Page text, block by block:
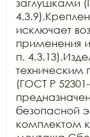
заглушками
исключает
применения
п.
техническим
(ГОСТ Р
безопасной
комплектом